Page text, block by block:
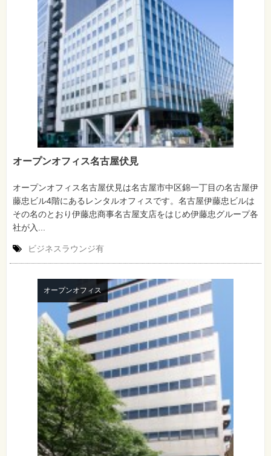
オープンオフィス名古屋伏見
オープンオフィス名古屋伏見は名古屋市中区錦一丁目の名古屋伊
藤忠ビル4階にあるレンタルオフィスです。名古屋伊藤忠ビルは
その名のとおり伊藤忠商事名古屋支店をはじめ伊藤忠グループ各
社が入...
ビジネスラウンジ有
オープンオフィス